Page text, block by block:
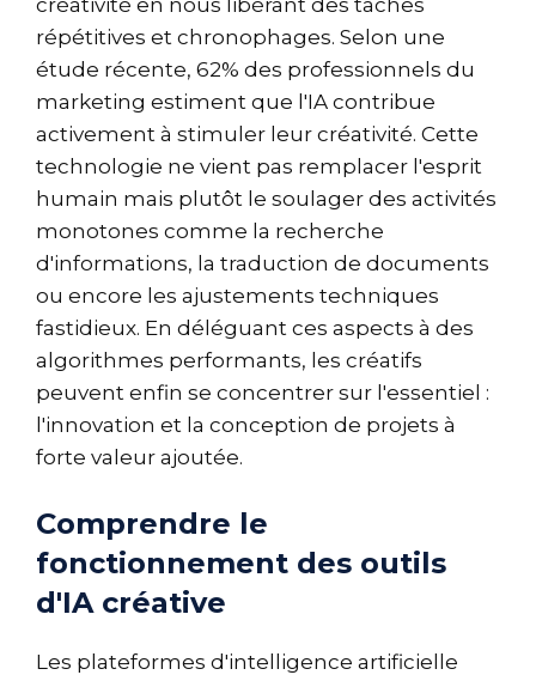
répétitives et chronophages. Selon une
étude récente, 62% des professionnels du
marketing estiment que l'IA contribue
activement à stimuler leur créativité. Cette
technologie ne vient pas remplacer l'esprit
humain mais plutôt le soulager des activités
monotones comme la recherche
d'informations, la traduction de documents
ou encore les ajustements techniques
fastidieux. En déléguant ces aspects à des
algorithmes performants, les créatifs
peuvent enfin se concentrer sur l'essentiel :
l'innovation et la conception de projets à
forte valeur ajoutée.
Comprendre le
fonctionnement des outils
d'IA créative
Les plateformes d'intelligence artificielle